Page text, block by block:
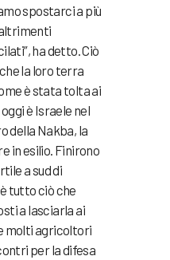
spostarci a più
ha detto. Ciò
la loro terra
è stata tolta ai
è Israele nel
della Nakba, la
in esilio. Finirono
a sud di
tutto ciò che
a lasciarla ai
molti agricoltori
per la difesa